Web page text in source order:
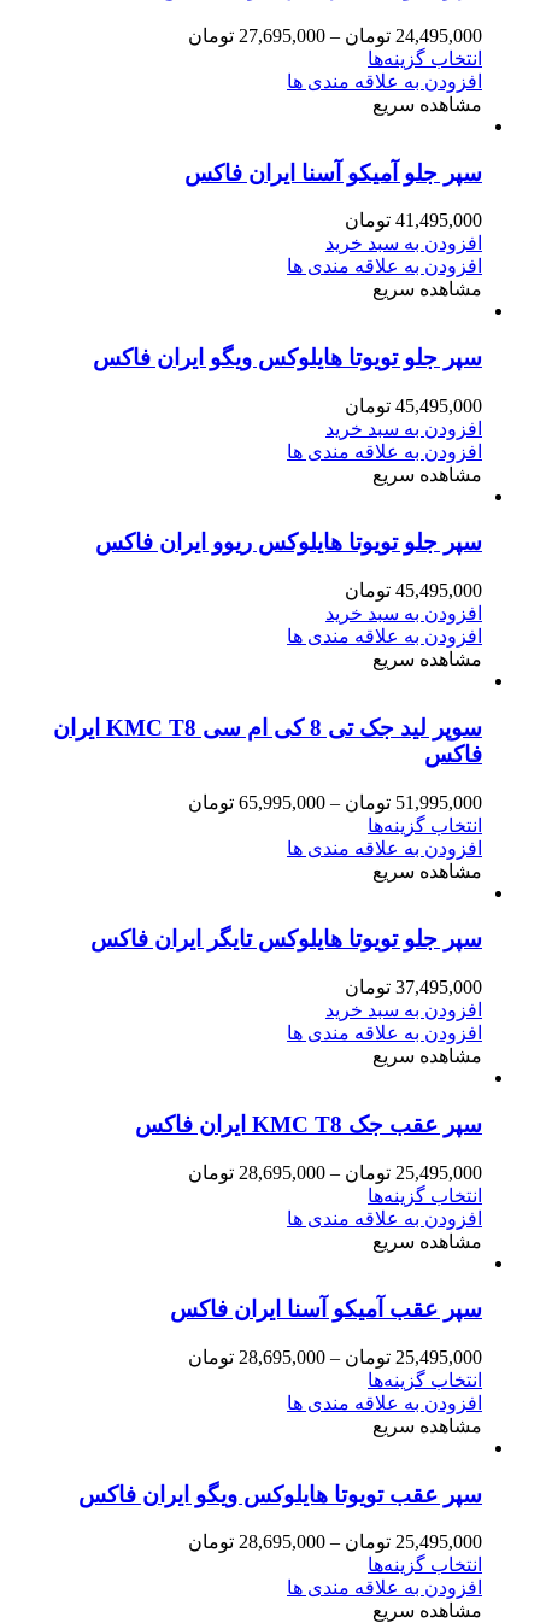
24,495,000 تومان –
27,695,000 تومان
انتخاب گزینه‌ها
افزودن به علاقه مندی ها
مشاهده سریع
سپر جلو آمیکو آسنا ایران فاکس
41,495,000 تومان
افزودن به سبد خرید
افزودن به علاقه مندی ها
مشاهده سریع
سپر جلو تویوتا هایلوکس ویگو ایران فاکس
45,495,000 تومان
افزودن به سبد خرید
افزودن به علاقه مندی ها
مشاهده سریع
سپر جلو تویوتا هایلوکس ریوو ایران فاکس
45,495,000 تومان
افزودن به سبد خرید
افزودن به علاقه مندی ها
مشاهده سریع
سوپر لید جک تی 8 کی ام سی KMC T8 ایران
فاکس
51,995,000 تومان –
65,995,000 تومان
انتخاب گزینه‌ها
افزودن به علاقه مندی ها
مشاهده سریع
سپر جلو تویوتا هایلوکس تایگر ایران فاکس
37,495,000 تومان
افزودن به سبد خرید
افزودن به علاقه مندی ها
مشاهده سریع
سپر عقب جک KMC T8 ایران فاکس
25,495,000 تومان –
28,695,000 تومان
انتخاب گزینه‌ها
افزودن به علاقه مندی ها
مشاهده سریع
سپر عقب آمیکو آسنا ایران فاکس
25,495,000 تومان –
28,695,000 تومان
انتخاب گزینه‌ها
افزودن به علاقه مندی ها
مشاهده سریع
سپر عقب تویوتا هایلوکس ویگو ایران فاکس
25,495,000 تومان –
28,695,000 تومان
انتخاب گزینه‌ها
افزودن به علاقه مندی ها
مشاهده سریع